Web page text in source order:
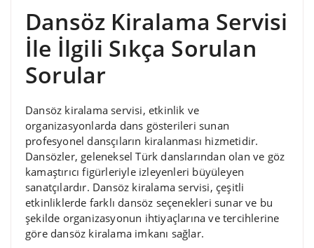
Dansöz Kiralama Servisi
İle İlgili Sıkça Sorulan
Sorular
Dansöz kiralama servisi, etkinlik ve
organizasyonlarda dans gösterileri sunan
profesyonel dansçıların kiralanması hizmetidir.
Dansözler, geleneksel Türk danslarından olan ve göz
kamaştırıcı figürleriyle izleyenleri büyüleyen
sanatçılardır. Dansöz kiralama servisi, çeşitli
etkinliklerde farklı dansöz seçenekleri sunar ve bu
şekilde organizasyonun ihtiyaçlarına ve tercihlerine
göre dansöz kiralama imkanı sağlar.